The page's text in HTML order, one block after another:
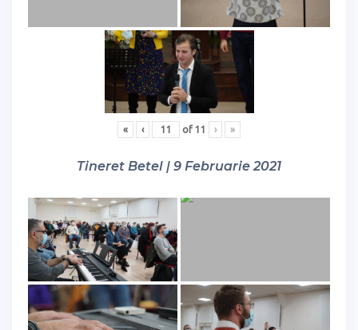
« ‹ of 11 › »
Tineret Betel | 9 Februarie 2021